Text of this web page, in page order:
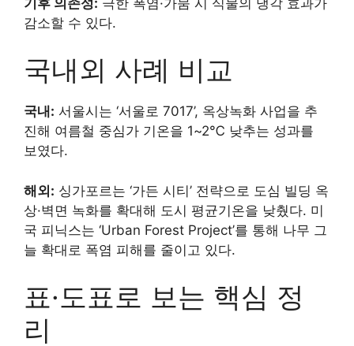
감소할 수 있다.
국내외 사례 비교
국내: 서울시는 ‘서울로 7017’, 옥상녹화 사업을 추
진해 여름철 중심가 기온을 1~2℃ 낮추는 성과를
보였다.
해외: 싱가포르는 ‘가든 시티’ 전략으로 도심 빌딩 옥
상·벽면 녹화를 확대해 도시 평균기온을 낮췄다. 미
국 피닉스는 ‘Urban Forest Project’를 통해 나무 그
늘 확대로 폭염 피해를 줄이고 있다.
표·도표로 보는 핵심 정
리